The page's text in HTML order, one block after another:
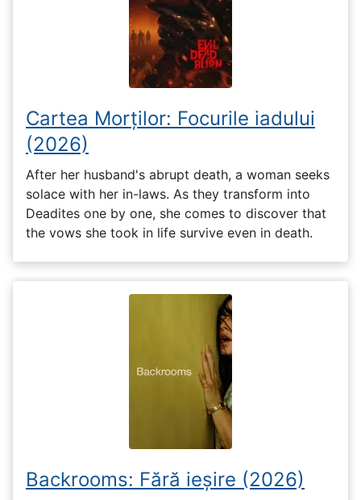
Cartea Morților: Focurile iadului
(2026)
After her husband's abrupt death, a woman seeks
solace with her in-laws. As they transform into
Deadites one by one, she comes to discover that
the vows she took in life survive even in death.
Backrooms: Fără ieșire (2026)